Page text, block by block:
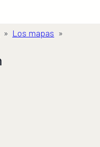
» Los mapas »